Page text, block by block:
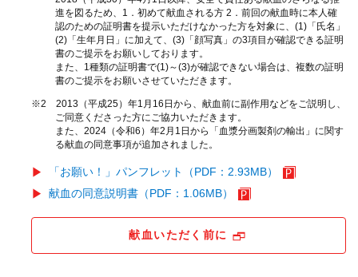
進を図るため、1．初めて献血される方 2．前回の献血時に本人確
認のための証明書を提示いただけなかった方を対象に、(1)「氏名」
(2)「生年月日」に加えて、(3)「顔写真」の3項目が確認できる証明
書のご提示をお願いしております。
また、1種類の証明書で(1)～(3)が確認できない場合は、複数の証明
書のご提示をお願いさせていただきます。
※2 2013（平成25）年1月16日から、献血前に副作用などをご説明し、
ご同意くださった方にご協力いただきます。
また、2024（令和6）年2月1日から「血漿分画製剤の輸出」に関す
る献血の同意事項が追加されました。
「お願い！」パンフレット（PDF：2.93MB）
献血の同意説明書（PDF：1.06MB）
献血いただく前に